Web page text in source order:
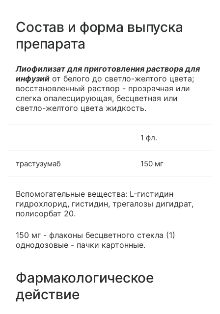
Состав и форма выпуска
препарата
Лиофилизат для приготовления раствора для
инфузий от белого до светло-желтого цвета;
восстановленный раствор - прозрачная или
слегка опалесцирующая, бесцветная или
светло-желтого цвета жидкость.
1 фл.
трастузумаб 150 мг
Вспомогательные вещества: L-гистидин
гидрохлорид, гистидин, трегалозы дигидрат,
полисорбат 20.
150 мг - флаконы бесцветного стекла (1)
однодозовые - пачки картонные.
Фармакологическое
действие